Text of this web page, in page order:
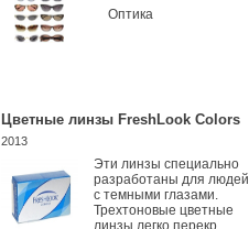
Оптика
Цветные линзы FreshLook Colors
2013
Эти линзы специально
разработаны для людей
с темными глазами.
Трехтоновые цветные
линзы легко перекр...